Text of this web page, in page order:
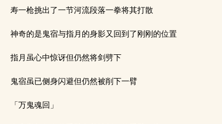
寿一枪挑出了一节河流段落一拳将其打散
神奇的是鬼宿与指月的身影又回到了刚刚的位置
指月虽心中惊讶但仍然将剑劈下
鬼宿虽已侧身闪避但仍然被削下一臂
「万鬼魂回」